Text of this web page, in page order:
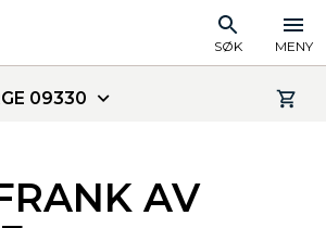
SØK MENY
09330
AV